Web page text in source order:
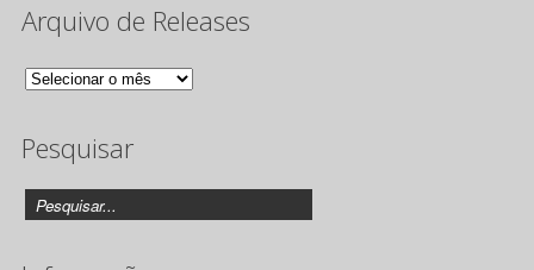
Arquivo de Releases
Arquivo
Releases
Pesquisar